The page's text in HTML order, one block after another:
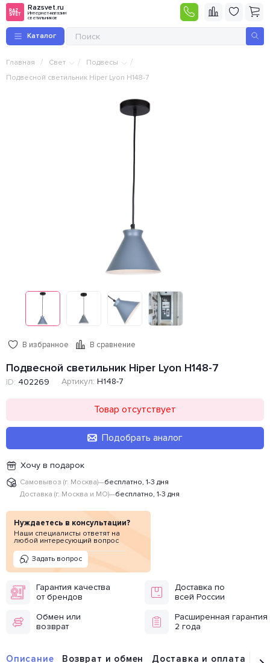
Razsvet.ru
Интернет-магазин
светильников
Каталог
Главная / Свет / Подвесы /
Подвесной светильник Hiper Lyon H148-7
В избранное В сравнение
Подвесной светильник Hiper Lyon H148-7
ID: 402269 Артикул: H148-7
Товар отсутствует
Подобрать аналог
Хочу в подарок
Самовывоз (г. Москва)—бесплатно, 1-3 дня
Доставка (г. Москва и МО)—бесплатно, 1-3 дня
Нуждаетесь в консультации?
Наши специалисты ответят на
любой интересующий вопрос
Задать вопрос
Гарантия качества
от брендов
Доставка по
всей России
Обмен или
возврат
Расширенная гарантия
2 года
Описание Возврат и обмен Доставка и оплата